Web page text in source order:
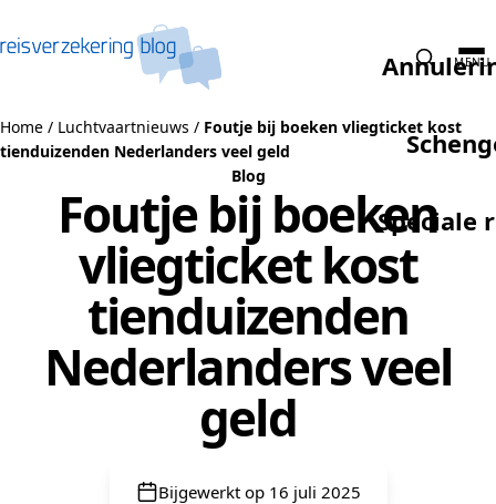
Speciale
MENU
Home / Luchtvaartnieuws / Foutje bij boeken vliegticket kost
tienduizenden Nederlanders veel geld
Blog
Foutje bij boeken
vliegticket kost
tienduizenden
Nederlanders veel
geld
Bijgewerkt op 16 juli 2025